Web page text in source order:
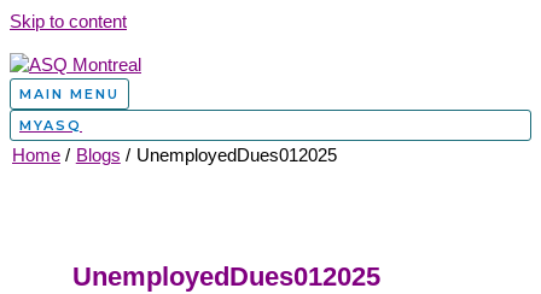
Skip to content
MAIN MENU
MYASQ
Home Blogs UnemployedDues012025
UnemployedDues012025